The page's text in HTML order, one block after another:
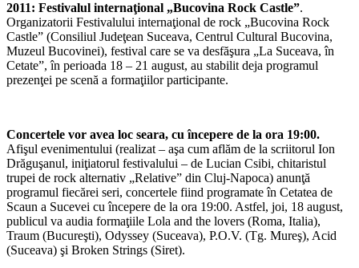
2011: Festivalul internaţional „Bucovina Rock Castle”.
Organizatorii Festivalului internaţional de rock „Bucovina Rock
Castle” (Consiliul Judeţean Suceava, Centrul Cultural Bucovina,
Muzeul Bucovinei), festival care se va desfăşura „La Suceava, în
Cetate”, în perioada 18 – 21 august, au stabilit deja programul
prezenţei pe scenă a formaţiilor participante.
Concertele vor avea loc seara, cu începere de la ora 19:00.
Afişul evenimentului (realizat – aşa cum aflăm de la scriitorul Ion
Drăguşanul, iniţiatorul festivalului – de Lucian Csibi, chitaristul
trupei de rock alternativ „Relative” din Cluj-Napoca) anunţă
programul fiecărei seri, concertele fiind programate în Cetatea de
Scaun a Sucevei cu începere de la ora 19:00. Astfel, joi, 18 august,
publicul va audia formaţiile Lola and the lovers (Roma, Italia),
Traum (Bucureşti), Odyssey (Suceava), P.O.V. (Tg. Mureş), Acid
(Suceava) şi Broken Strings (Siret).